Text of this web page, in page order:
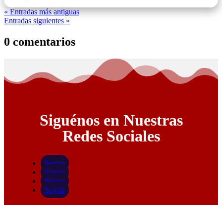
« Entradas más antiguas
Entradas siguientes »
0 comentarios
Siguénos en Nuestras
Redes Sociales
Seguir
Seguir
Seguir
Seguir